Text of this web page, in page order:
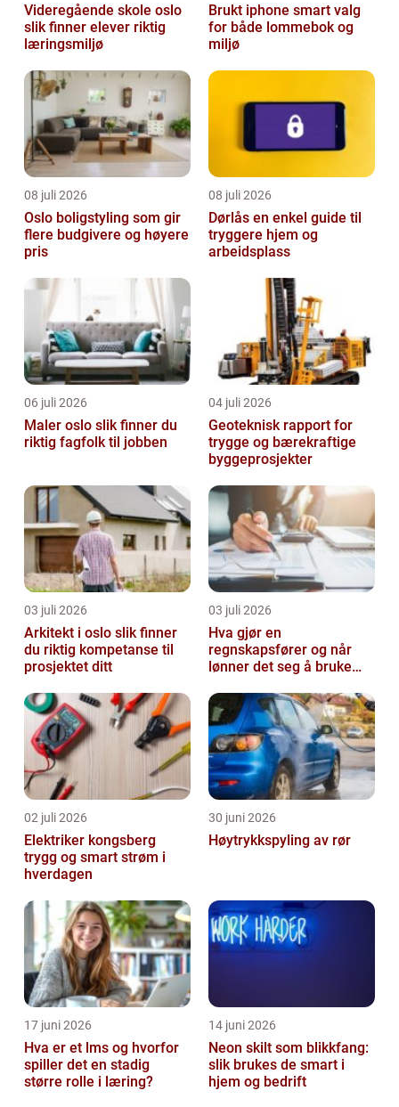
Videregående skole oslo
slik finner elever riktig
læringsmiljø
Brukt iphone smart valg
for både lommebok og
miljø
08 juli 2026
Oslo boligstyling som gir
flere budgivere og høyere
pris
08 juli 2026
Dørlås en enkel guide til
tryggere hjem og
arbeidsplass
06 juli 2026
Maler oslo slik finner du
riktig fagfolk til jobben
04 juli 2026
Geoteknisk rapport for
trygge og bærekraftige
byggeprosjekter
03 juli 2026
Arkitekt i oslo slik finner
du riktig kompetanse til
prosjektet ditt
03 juli 2026
Hva gjør en
regnskapsfører og når
lønner det seg å bruke
02 juli 2026
Elektriker kongsberg
trygg og smart strøm i
hverdagen
30 juni 2026
Høytrykkspyling av rør
17 juni 2026
Hva er et lms og hvorfor
spiller det en stadig
større rolle i læring?
14 juni 2026
Neon skilt som blikkfang:
slik brukes de smart i
hjem og bedrift